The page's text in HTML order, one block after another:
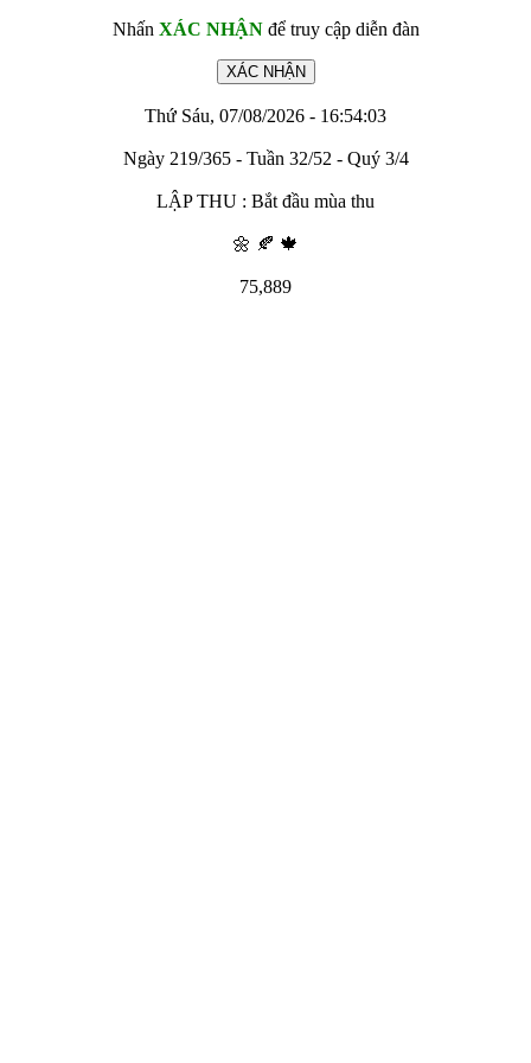
Nhấn XÁC NHẬNđể truy cập diễn đàn
Thứ Sáu, 07/08/2026 - 16:54:03
Ngày 219/365 - Tuần 32/52 - Quý 3/4
LẬP THU : Bắt đầu mùa thu
🌼 🍂 🍁
75,889